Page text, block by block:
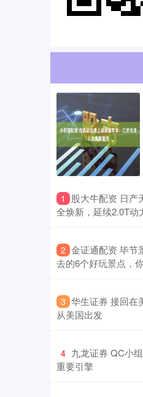
1
股大牛配资 日产
全焕新，延续2.0T动
2 金证通配资 毕节
去的6个好玩景点，
3 华生证券 接回在
从美国出发
4 九龙证券 QC小
重要引擎